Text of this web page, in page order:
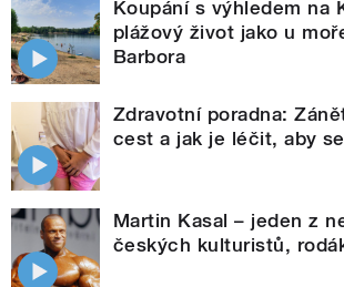
Koupání s výhledem na
plážový život jako u
Barbora
Zdravotní poradna:
cest a jak je léčit, aby
Martin Kasal – jeden z
českých kulturistů,